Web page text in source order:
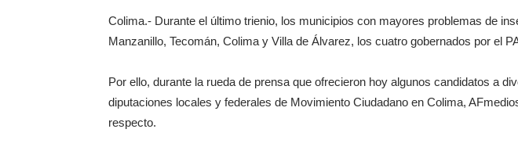
Colima.- Durante el último trienio, los municipios con mayores problemas de
Manzanillo, Tecomán, Colima y Villa de Álvarez, los cuatro gobernados por el
Por ello, durante la rueda de prensa que ofrecieron hoy algunos candidatos a
diputaciones locales y federales de Movimiento Ciudadano en Colima,
respecto.